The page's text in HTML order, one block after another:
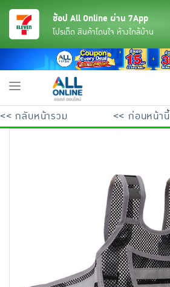
เครื่องปรุงรสและของแห้ง
ช้อป All Online ผ่าน 7App
โปรเด็ด สินค้าโดนใจ ห้างใกล้บ้าน
Toggle
<< กลับหน้ารวม << ก่อนหน้านี้